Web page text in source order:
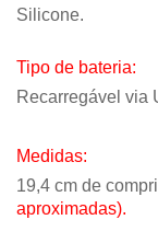
Silicone.
Tipo de bateria:
Recarregável via
Medidas:
19,4 cm de
aproximadas).